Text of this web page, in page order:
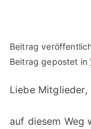
Beitrag
Beitrag gepostet in
Liebe Mitglieder,
auf diesem Weg